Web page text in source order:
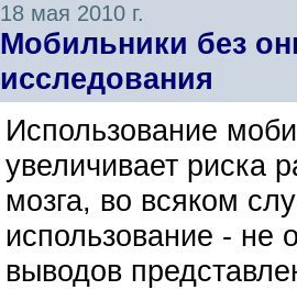
18 мая 2010 г.
Мобильники без
исследования
Использование
увеличивает риска
мозга, во всяком
использование - не
выводов